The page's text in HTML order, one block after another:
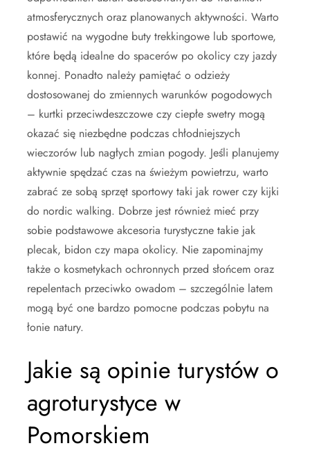
atmosferycznych oraz planowanych aktywności. Warto
postawić na wygodne buty trekkingowe lub sportowe,
które będą idealne do spacerów po okolicy czy jazdy
konnej. Ponadto należy pamiętać o odzieży
dostosowanej do zmiennych warunków pogodowych
– kurtki przeciwdeszczowe czy ciepłe swetry mogą
okazać się niezbędne podczas chłodniejszych
wieczorów lub nagłych zmian pogody. Jeśli planujemy
aktywnie spędzać czas na świeżym powietrzu, warto
zabrać ze sobą sprzęt sportowy taki jak rower czy kijki
do nordic walking. Dobrze jest również mieć przy
sobie podstawowe akcesoria turystyczne takie jak
plecak, bidon czy mapa okolicy. Nie zapominajmy
także o kosmetykach ochronnych przed słońcem oraz
repelentach przeciwko owadom – szczególnie latem
mogą być one bardzo pomocne podczas pobytu na
łonie natury.
Jakie są opinie turystów o
agroturystyce w
Pomorskiem